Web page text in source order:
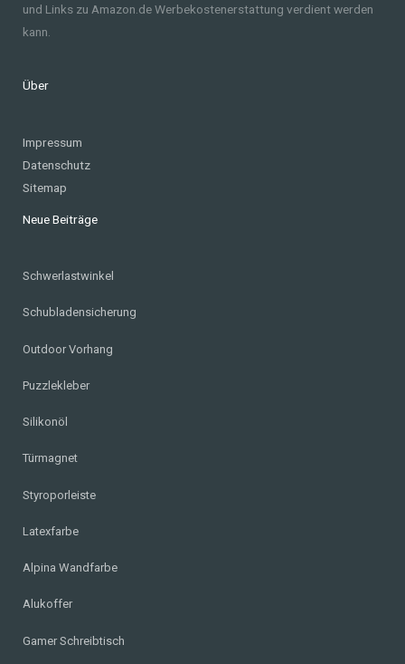
und Links zu Amazon.de Werbekostenerstattung verdient werden
kann.
Über
Impressum
Datenschutz
Sitemap
Neue Beiträge
Schwerlastwinkel
Schubladensicherung
Outdoor Vorhang
Puzzlekleber
Silikonöl
Türmagnet
Styroporleiste
Latexfarbe
Alpina Wandfarbe
Alukoffer
Gamer Schreibtisch